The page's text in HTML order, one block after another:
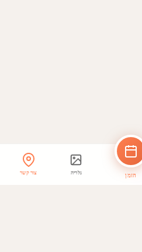
הזמן גלריה צור קשר